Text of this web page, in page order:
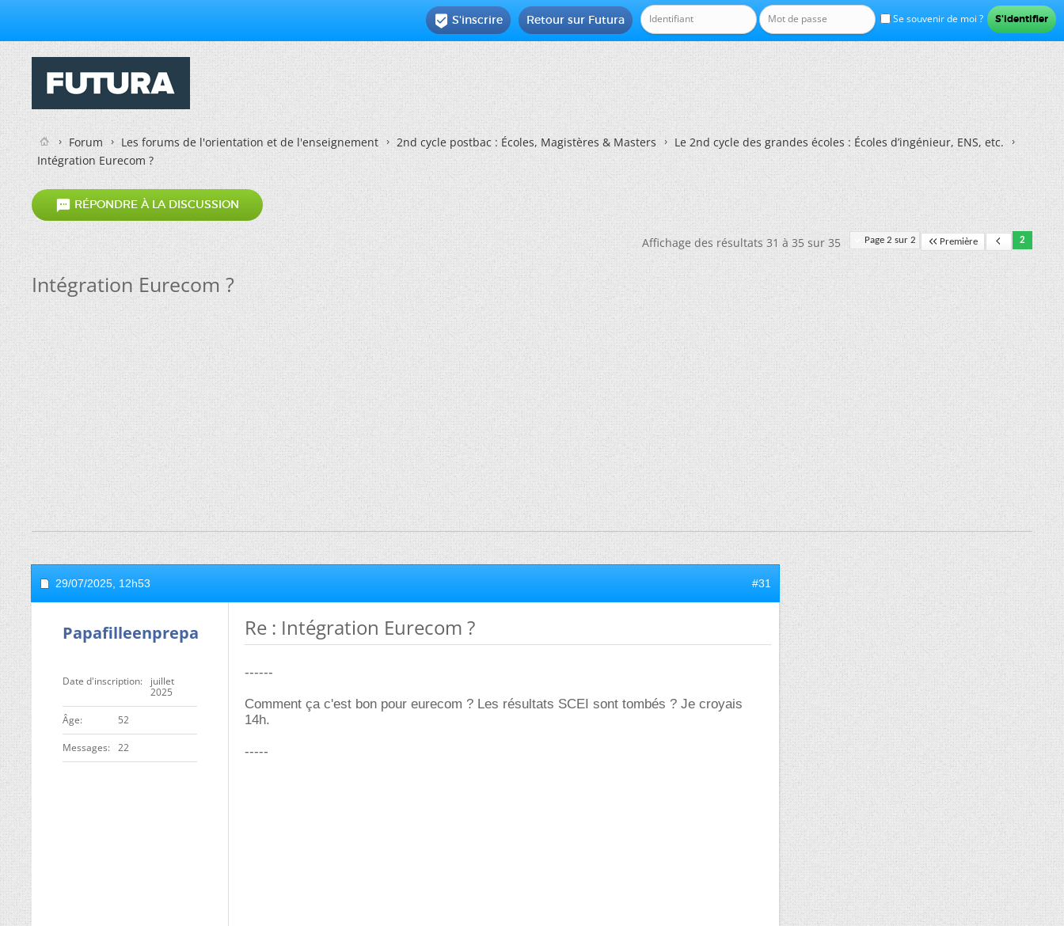
Se souvenir de moi ?
Retour sur Futura
 S'inscrire
Forum Les forums de l'orientation et de l'enseignement 2nd cycle postbac : Écoles, Magistères & Masters
Le 2nd cycle des grandes écoles : Écoles d’ingénieur, ENS, etc.
Intégration Eurecom ?
 RÉPONDRE À LA DISCUSSION
Page 2 sur 2 Première 2
Affichage des résultats 31 à 35 sur 35
Intégration Eurecom ?
29/07/2025, 12h53 #31
Papafilleenprepa
Date d'inscription
juillet
2025
ge 52
Messages 22
Re : Intégration Eurecom ?
------
Comment ça c'est bon pour eurecom ? Les résultats SCEI sont tombés ? Je croyais
14h.
-----